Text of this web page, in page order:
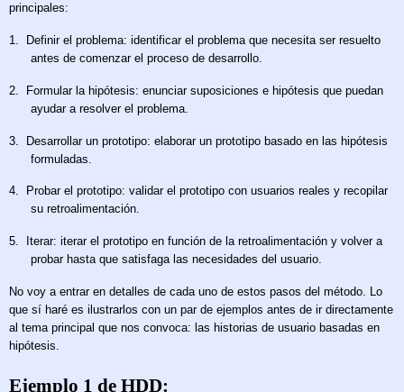
principales:
1.
Definir el problema: identificar el problema que necesita ser resuelto
antes de comenzar el proceso de desarrollo.
2.
Formular la hipótesis: enunciar suposiciones e hipótesis que puedan
ayudar a resolver el problema.
3.
Desarrollar un prototipo: elaborar un prototipo basado en las hipótesis
formuladas.
4.
Probar el prototipo: validar el prototipo con usuarios reales y recopilar
su retroalimentación.
5.
Iterar: iterar el prototipo en función de la retroalimentación y volver a
probar hasta que satisfaga las necesidades del usuario.
No voy a entrar en detalles de cada uno de estos pasos del método. Lo
que sí haré es ilustrarlos con un par de ejemplos antes de ir directamente
al tema principal que nos convoca: las historias de usuario basadas en
hipótesis.
Ejemplo 1 de HDD: